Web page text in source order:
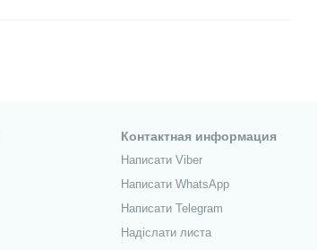
Контактная информация
Написати Viber
Написати WhatsApp
Написати Telegram
Надіслати листа